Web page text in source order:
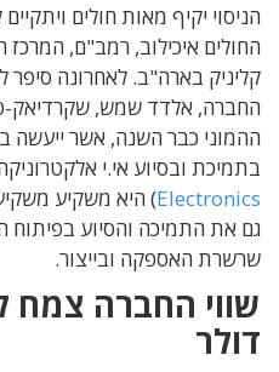
הניסוי יקיף מאות חולים
החולים איכילוב, רמב"ם,
החברה, אלדד שמש, שקרדיאק-
בתמיכת ובסיוע אי.י
Electronics) היא משקיע
גם את התמיכה והסיוע בפיתוח
שרשרת האספקה ובייצור.
דולר